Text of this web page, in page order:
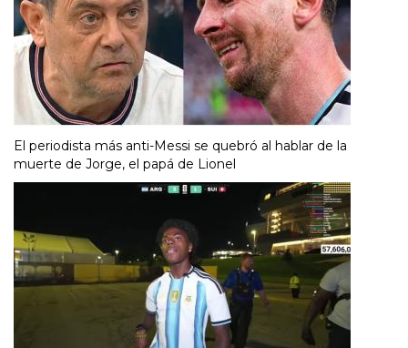
El periodista más anti-Messi se quebró al hablar de la
muerte de Jorge, el papá de Lionel